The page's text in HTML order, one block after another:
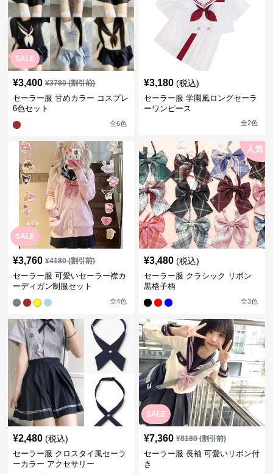
SALE
¥3,400 ¥3780(割引前)
セーラー服 甘めカラー コスプレ
6色セット
全6色
¥3,180 (税込)
セーラー服 学園風ロングセーラ
ーワンピース
全2色
SALE
¥3,760 ¥4180(割引前)
セーラー服 可愛いセーラー襟カ
ーディガン制服セット
全4色
人気
¥3,480 (税込)
セーラー服 クラシック リボン
黒格子柄
全3色
¥2,480 (税込)
セーラー服 クロスタイ風セーラ
ーカラー アクセサリー
SALE
¥7,360 ¥8180(割引前)
セーラー服 長袖 可愛いリボン付
き